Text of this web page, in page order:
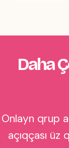
Daha
Onlayn qrup
açıqçası üz